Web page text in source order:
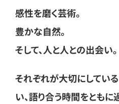
感性を磨く芸術。
豊かな自然。
そして、人と人との出会い。
それぞれが大切にしてい
い、語り合う時間をともに